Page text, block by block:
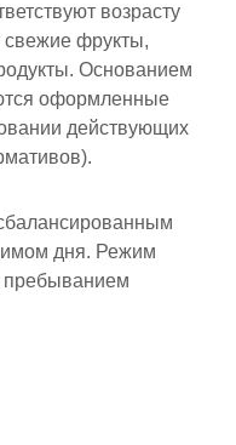
возрасту
свежие фрукты,
Основанием
оформленные
действующих
дня. Режим
пребыванием